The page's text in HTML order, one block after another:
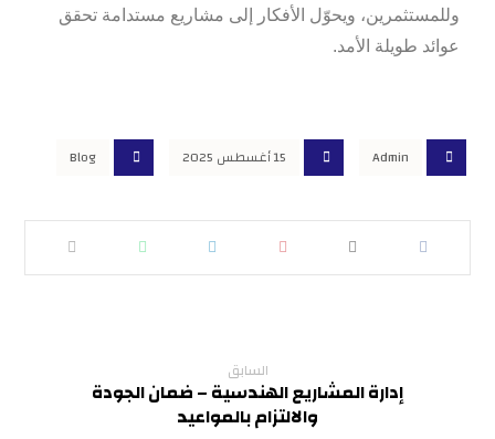
وللمستثمرين، ويحوّل الأفكار إلى مشاريع مستدامة تحقق
عوائد طويلة الأمد.
Admin 15 أغسطس 2025 Blog
السابق
إدارة المشاريع الهندسية – ضمان الجودة
والالتزام بالمواعيد